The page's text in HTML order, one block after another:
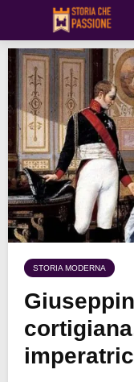
STORIA MODERNA